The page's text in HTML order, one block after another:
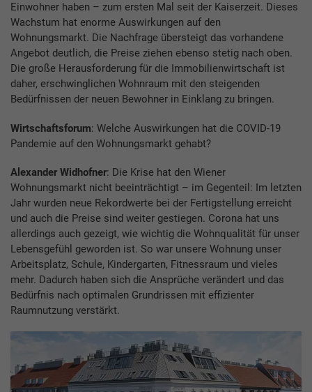
Einwohner haben – zum ersten Mal seit der Kaiserzeit. Dieses
Wachstum hat enorme Auswirkungen auf den
Wohnungsmarkt. Die Nachfrage übersteigt das vorhandene
Angebot deutlich, die Preise ziehen ebenso stetig nach oben.
Die große Herausforderung für die Immobilienwirtschaft ist
daher, erschwinglichen Wohnraum mit den steigenden
Bedürfnissen der neuen Bewohner in Einklang zu bringen.
Wirtschaftsforum: Welche Auswirkungen hat die COVID-19
Pandemie auf den Wohnungsmarkt gehabt?
Alexander Widhofner: Die Krise hat den Wiener
Wohnungsmarkt nicht beeinträchtigt – im Gegenteil: Im letzten
Jahr wurden neue Rekordwerte bei der Fertigstellung erreicht
und auch die Preise sind weiter gestiegen. Corona hat uns
allerdings auch gezeigt, wie wichtig die Wohnqualität für unser
Lebensgefühl geworden ist. So war unsere Wohnung unser
Arbeitsplatz, Schule, Kindergarten, Fitnessraum und vieles
mehr. Dadurch haben sich die Ansprüche verändert und das
Bedürfnis nach optimalen Grundrissen mit effizienter
Raumnutzung verstärkt.